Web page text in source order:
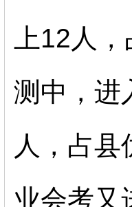
上12 人
测中，进
人，占
业会考又